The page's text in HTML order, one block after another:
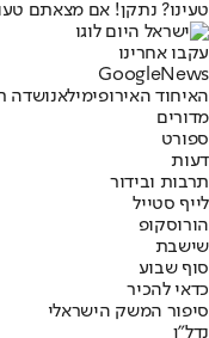
טעינו? נתקן! אם מצאתם
עקבו אחרינו
Googl eNews
האיחוד האירופימילאנושדה
מדורים
ספורט
דעות
תרבות ובידור
לייף סטייל
הורוסקופ
שישבת
סוף שבוע
כדאי להכיר
סיפור המשק הישראלי
נדל"ן